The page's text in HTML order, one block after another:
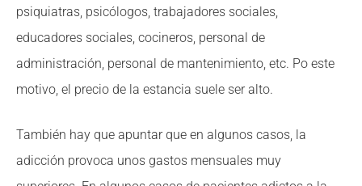
psiquiatras, psicólogos, trabajadores sociales,
educadores sociales, cocineros, personal de
administración, personal de mantenimiento, etc. Po este
motivo, el precio de la estancia suele ser alto.
También hay que apuntar que en algunos casos, la
adicción provoca unos gastos mensuales muy